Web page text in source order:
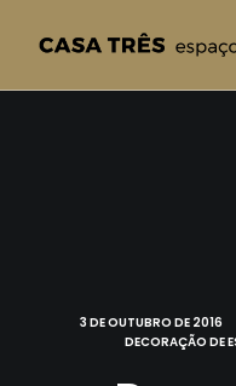
BLOG3 DE OUTUBRO DE 2016
DECORAÇÃO DE